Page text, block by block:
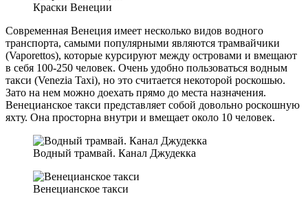
Краски Венеции
Современная Венеция имеет несколько видов водного
транспорта, самыми популярными являются трамвайчики
(Vaporettos), которые курсируют между островами и вмещают
в себя 100-250 человек. Очень удобно пользоваться водным
такси (Venezia Taxi), но это считается некоторой роскошью.
Зато на нем можно доехать прямо до места назначения.
Венецианское такси представляет собой довольно роскошную
яхту. Она просторна внутри и вмещает около 10 человек.
Водный трамвай. Канал Джудекка
Венецианское такси